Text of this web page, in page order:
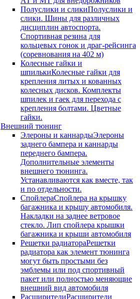
Полуслики и сликиПолуслики и
слики. Шины для различных
дисциплин автоспорта.
Спортивная резина для
кольцевых гонок и драг-рейсинга
(соревнования на 402 м)
Колесные гайки и
шпилькиКолесные гайки для
крепления литых и кованных
колесных дисков. Комплекты
шпилек и гаек для перехода с
крепления болтами. Цветные
гайки.
Внешний тюнинг
Элероны и каннардыЭлероны
заднего бампера и каннарды
переднего бампера.
Дополнительные элементы
внешнего тюнинга.
Устанавливаются как вместе, так
и по отдельности.
СпойлераСпойлера на крышку
багажника и крышу автомобиля.
Накладки на заднее ветровое
стекло. Лип спойлера крышки
багажника и крыши автомобиля
Решетки радиатораРешетки
радиатора как элемент тюнинга
могут быть простыми без
эмблемы или под спортивный
пакет или полностью меняющие
внешний вид автомобиля
РасширителиРасширители